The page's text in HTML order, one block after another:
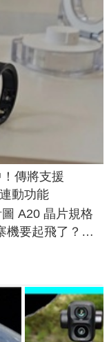
傳將支援
動功能
A20 晶片規格
機要起飛了？專